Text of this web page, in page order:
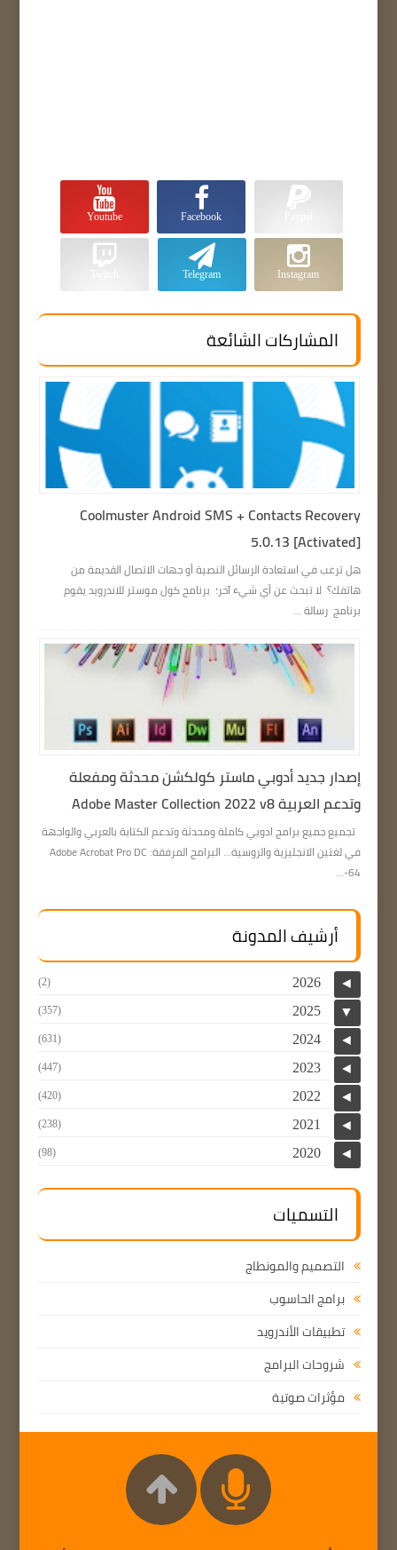
Facebook
Youtube
Instagram
Telegram
المشاركات الشائعة
Coolmuster Android SMS + Contacts Recovery
5.0.13 [Activated]
هل ترغب في استعادة الرسائل النصية أو جهات الاتصال القديمة من
هاتفك؟ لا تبحث عن أي شيء آخر؛ برنامج كول موستر للاندرويد يقوم
برنامج رسالة ...
إصدار جديد أدوبي ماستر كولكشن محدثة ومفعلة
وتدعم العربية Adobe Master Collection 2022 v8
تجميع جميع برامج ادوبي كاملة ومحدثة وتدعم الكتابة بالعربي والواجهة
في لغتين الانجليزية والروسية… البرامج المرفقة: Adobe Acrobat Pro DC
64-...
أرشيف المدونة
◄
2026
(2)
▼
2025
(357)
◄
2024
(631)
◄
2023
(447)
◄
2022
(420)
◄
2021
(238)
◄
2020
(98)
التسميات
التصميم والمونطاج
برامج الحاسوب
تطبيقات الأندرويد
شروحات البرامج
مؤثرات صوتية